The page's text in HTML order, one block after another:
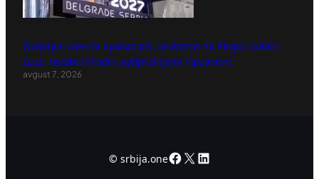
Dodeljen okvirni sporazum, uniforme za Ekspo radiće
Luss Textile i Modni atelje Biljana Tipsarević
avgust 7, 2026
© srbija.oneFacebook
X LinkedIn